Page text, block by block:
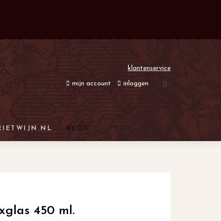
klantenservice
mijn account inloggen
BLOG
450 ml.